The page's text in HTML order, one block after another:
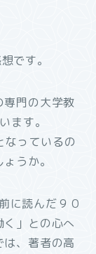
です。
門の大学教
ます。
っているの
うか。
に読んだ９０
」との心へ
、著者の高